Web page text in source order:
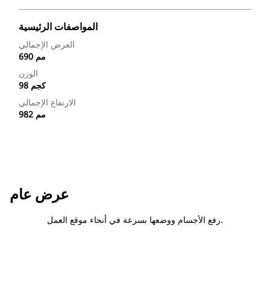
المواصفات الرئيسية
العرض الإجمالي
690 مم
الوزن
98 كجم
الارتفاع الإجمالي
982 مم
عرض عام
رفع الأجسام ووضعها بسرعة في أنحاء موقع العمل.